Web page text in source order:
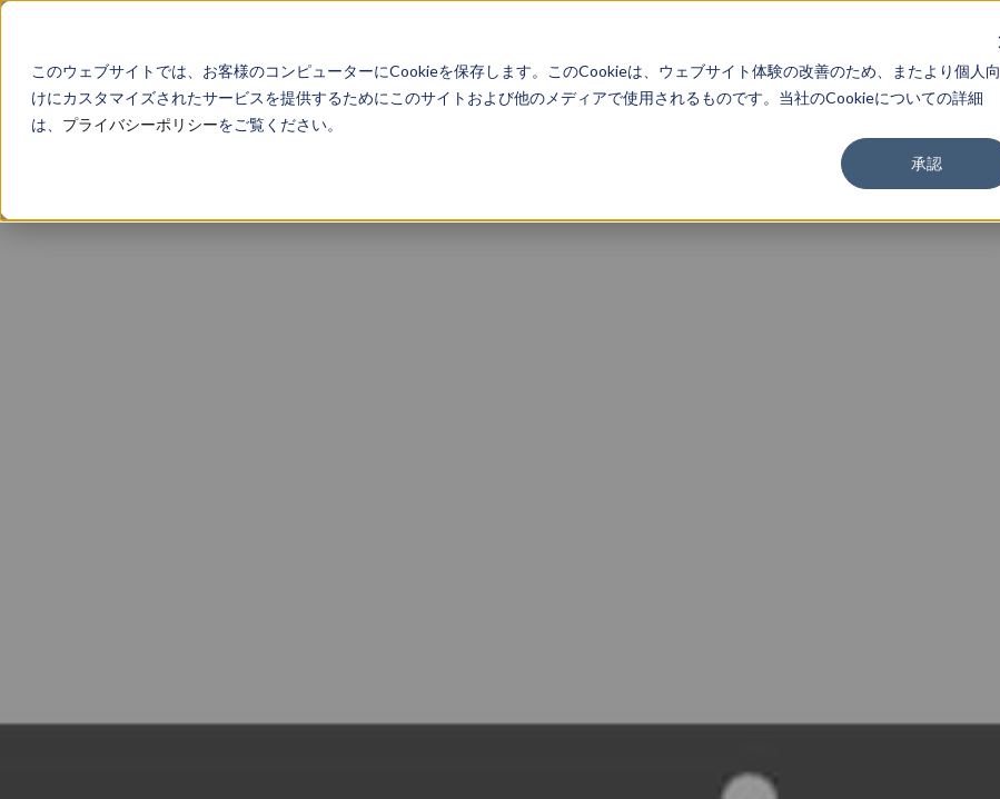
このウェブサイトでは、お客様のコンピューターにCookieを保存します。このCookieは、ウェブサイト体験の改善のため、またより個人向
けにカスタマイズされたサービスを提供するためにこのサイトおよび他のメディアで使用されるものです。当社のCookieについての詳細
は、 プライバシーポリシーをご覧ください。
承認
About Service Work Findings